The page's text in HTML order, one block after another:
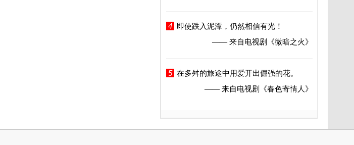
4
即使跌入泥潭，仍然相信有光！
—— 来自电视剧
《微暗之火》
5 在多舛的旅途中用爱开出倔强的花。
—— 来自电视剧
《春色寄情人》